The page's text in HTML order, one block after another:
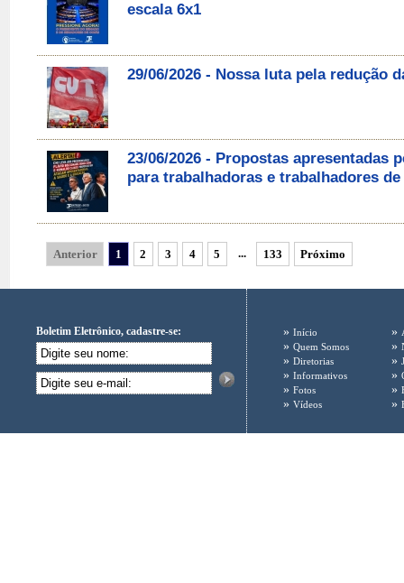
escala 6x1
29/06/2026 - Nossa luta pela redução
23/06/2026 - Propostas apresentadas
para trabalhadoras e trabalhadores
Anterior 1 2 3 4 5 ... 133 Próximo
Boletim Eletrônico, cadastre-se: » Início
» Quem Somos
» Diretorias
» Informativos
» Fotos
» Vídeos
»
»
»
»
»
»